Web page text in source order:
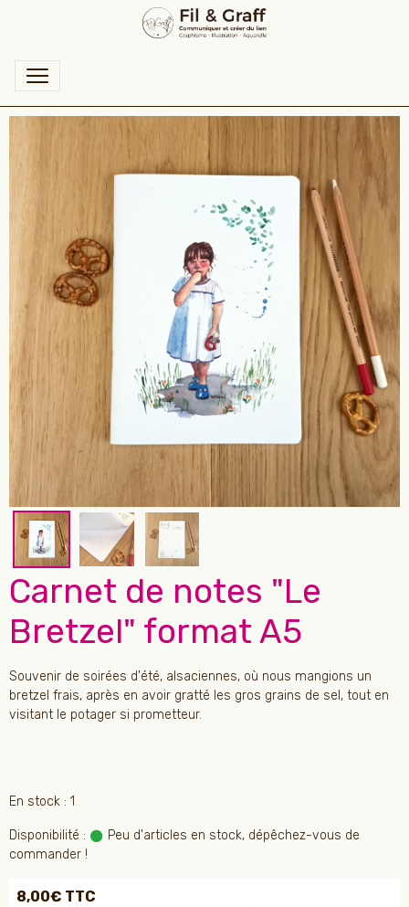
Carnet de notes "Le
Bretzel" format A5
Souvenir de soirées d'été, alsaciennes, où nous mangions un
bretzel frais, après en avoir gratté les gros grains de sel, tout en
visitant le potager si prometteur.
En stock : 1
Disponibilité :
Peu d'articles en stock, dépêchez-vous de
commander !
8,00€ TTC